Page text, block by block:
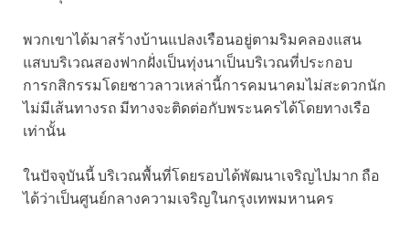
พวกเขาได้มาสร้างบ้านแปลงเรือนอยู่ตามริมคลองแสน
แสบบริเวณสองฟากฝั่งเป็นทุ่งนาเป็นบริเวณที่ประกอบ
การกสิกรรมโดยชาวลาวเหล่านี้การคมนาคมไม่สะดวกนัก
ไม่มีเส้นทางรถ มีทางจะติดต่อกับพระนครได้โดยทางเรือ
เท่านั้น
ในปัจจุบันนี้ บริเวณพื้นที่โดยรอบได้พัฒนาเจริญไปมาก ถือ
ได้ว่าเป็นศูนย์กลางความเจริญในกรุงเทพมหานคร